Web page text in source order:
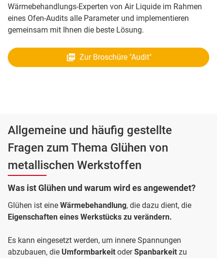
Wärmebehandlungs-Experten von Air Liquide im Rahmen
eines Ofen-Audits alle Parameter und implementieren
gemeinsam mit Ihnen die beste Lösung.
Zur Broschüre "Audit"
Allgemeine und häufig gestellte
Fragen zum Thema Glühen von
metallischen Werkstoffen
Was ist Glühen und warum wird es angewendet?
Glühen ist eine Wärmebehandlung, die dazu dient, die
Eigenschaften eines Werkstücks zu verändern.
Es kann eingesetzt werden, um innere Spannungen
abzubauen, die Umformbarkeit oderSpanbarkeit zu